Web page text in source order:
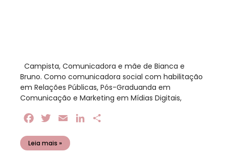
​ Campista, Comunicadora e mãe de Bianca e
Bruno. Como comunicadora social com habilitação
em Relações Públicas, Pós-Graduanda em
Comunicação e Marketing em Mídias Digitais,
FacebookTwitterEmail LinkedIn
Leia mais »